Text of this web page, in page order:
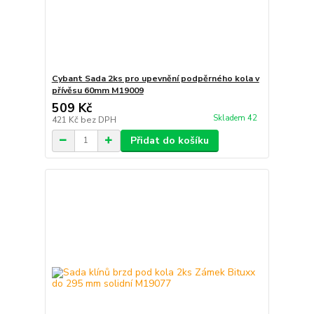
Cybant Sada 2ks pro upevnění podpěrného kola v
přívěsu 60mm M19009
509 Kč
421 Kč bez DPH Skladem 42
Přidat do košíku